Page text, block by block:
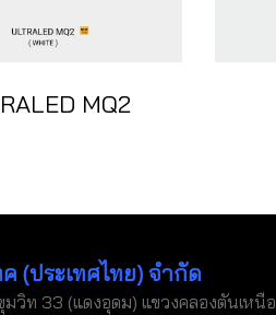
MQ2
(ประเทศไทย) จำกัด
วิท 33 (แดงอุดม) แขวงคลองตันเหนือ